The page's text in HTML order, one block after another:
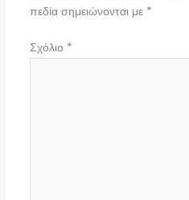
πεδία σημειώνονται με *
Σχόλιο *